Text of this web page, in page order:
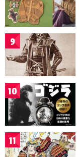
9
10
11